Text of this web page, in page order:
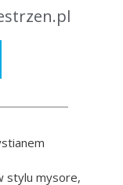
stylu mysore,